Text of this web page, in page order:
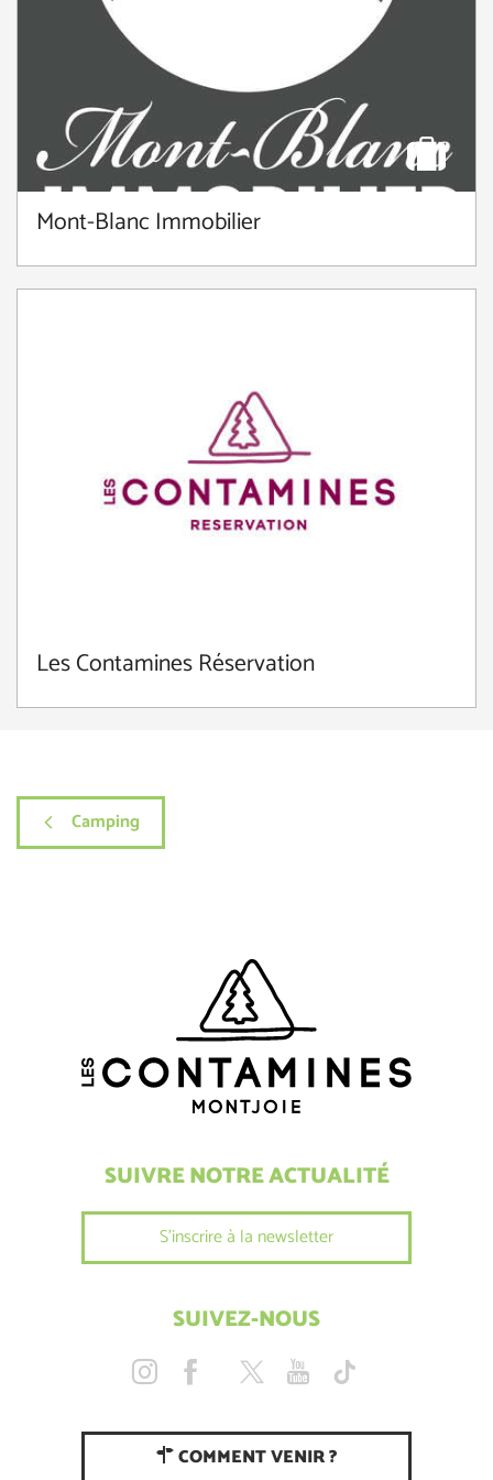
Mont-Blanc Immobilier
Les Contamines Réservation
Camping
SUIVRE NOTRE ACTUALITÉ
S'inscrire à la newsletter
SUIVEZ-NOUS
COMMENT VENIR ?